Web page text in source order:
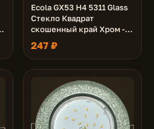
Ecola GX53 H4 5311 Glass
Стекло Квадрат
скошенный край Хром -
хром (зеркальный)
38x120x120 (к+)
247 ₽